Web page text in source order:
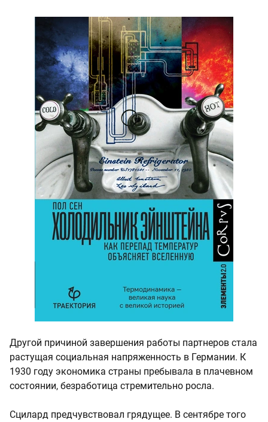
Другой причиной завершения работы партнеров стала
растущая социальная напряженность в Германии. К
1930 году экономика страны пребывала в плачевном
состоянии, безработица стремительно росла.
Сцилард предчувствовал грядущее. В сентябре того